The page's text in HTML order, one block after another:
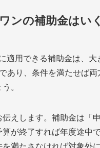
ンの補助金はい
適用できる補助金は、大
あり、条件を満たせば
。
伝えします。補助金は「
が終了すれば年度途中
満たさなければ対象外